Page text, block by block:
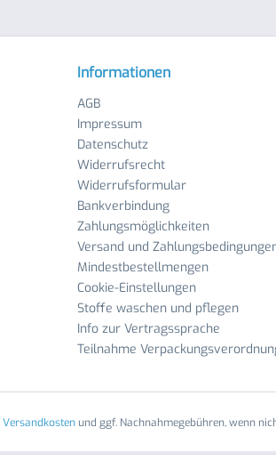
Informationen
AGB
Impressum
Datenschutz
Widerrufsrecht
Widerrufsformular
Bankverbindung
Zahlungsmöglichkeiten
Versand und
Mindestbestellmengen
Cookie-Einstellungen
Stoffe waschen und pflegen
Info zur Vertragssprache
Teilnahme
Versandkostenund ggf. Nachnahmegebühren, wenn